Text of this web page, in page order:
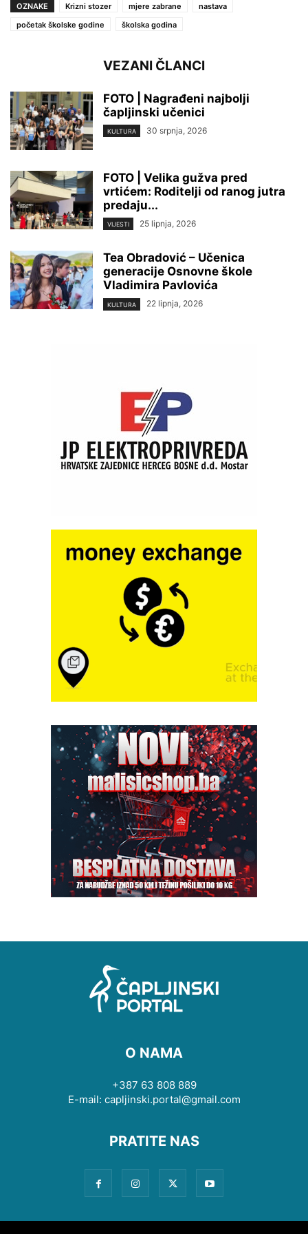
OZNAKE
Krizni stozer mjere zabrane
nastava
početak školske godine
školska godina
VEZANI ČLANCI
FOTO | Nagrađeni najbolji
čapljinski učenici
KULTURA 30 srpnja, 2026
FOTO | Velika gužva pred
vrtićem: Roditelji od ranog jutra
predaju...
VIJESTI 25 lipnja, 2026
Tea Obradović – Učenica
generacije Osnovne škole
Vladimira Pavlovića
KULTURA 22 lipnja, 2026
O NAMA
+387 63 808 889
E-mail: capljinski.portal@gmail.com
PRATITE NAS